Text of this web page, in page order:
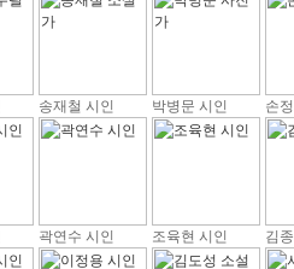
송재철 시인 박병문 시인 손
곽연수 시인 조육현 시인 김